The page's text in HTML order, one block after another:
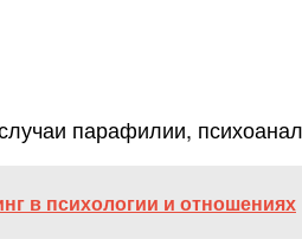
парафилии,
в психологии и отношениях